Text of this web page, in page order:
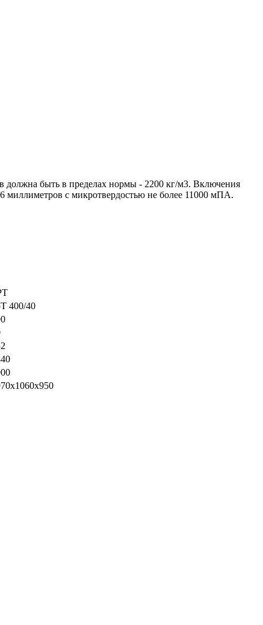
должна быть в пределах нормы - 2200 кг/м3. Включения
миллиметров с микротвердостью не более 11000 мПА.
400/40